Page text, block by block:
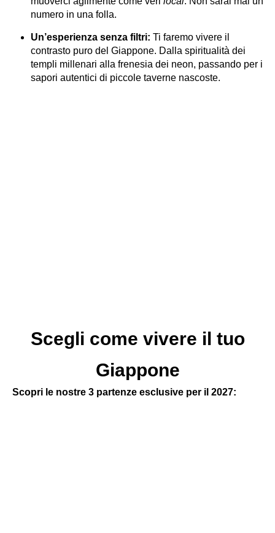
numero in una folla.
Un’esperienza senza filtri: Ti faremo vivere il
contrasto puro del Giappone. Dalla spiritualità dei
templi millenari alla frenesia dei neon, passando per i
sapori autentici di piccole taverne nascoste.
Scegli come vivere il tuo
Giappone
Scopri le nostre 3 partenze esclusive per il 2027: